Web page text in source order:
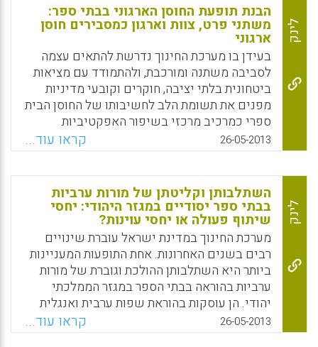
WhatsApp
Facebook
Email
X לינק
הבנת תופעת החוסן הארגוני בבתי ספר:
משתני פרט, צוות וארגון כמסבירים חוסן
ארגוני
בעידן בו מערכת החינוך נדרשת להתאים עצמה
לסביבה משתנה ומורכבת, ולהתמודד עם מציאות
ביטחונית בלתי יציבה, חוקרים וקובעי מדיניות
מפנים את תשומת הלב לחשיבותו של החוסן הבית
ספרי כמרכיב מרכזי בשיפור האפקטיביות
הארגונית. מטרת המחקר הנוכחי לבחון את תופעת
החוסן הבית ספרי , כמאפיין קולקטיבי של הארגון,
המאפשר לו להסתגל לדרישות הסביבה, ולהגיב
באופן מיטבי לשינויים ( שני אורית , אנית סומך).
WhatsApp
Facebook
Email
X
26-05-2013 קראו עוד...
לינק
השתלבותן וקליטתן של מורות ערביות
בבתי ספר יסודיים במגזר היהודי: יחסי
שיתוף פעולה או יחסי עוינות?
מערכת החינוך במדינת ישראל עוברת שינויים
רבים בשנים האחרונות. אחת התופעות המעניינות
ביותר היא השתלבותן ההולכת וגוברת של מורות
ערביות בהוראה בבתי הספר במגזר הממלכתי
יהודי. הן עוסקות בהוראת שפות ערבית ואנגלית
והן בהוראת המדעים ומתמטיקה. תיאוריית המגע
גורסת כי מגע מתמשך וצבירת ידע בין חברי
26-05-2013 קראו עוד...